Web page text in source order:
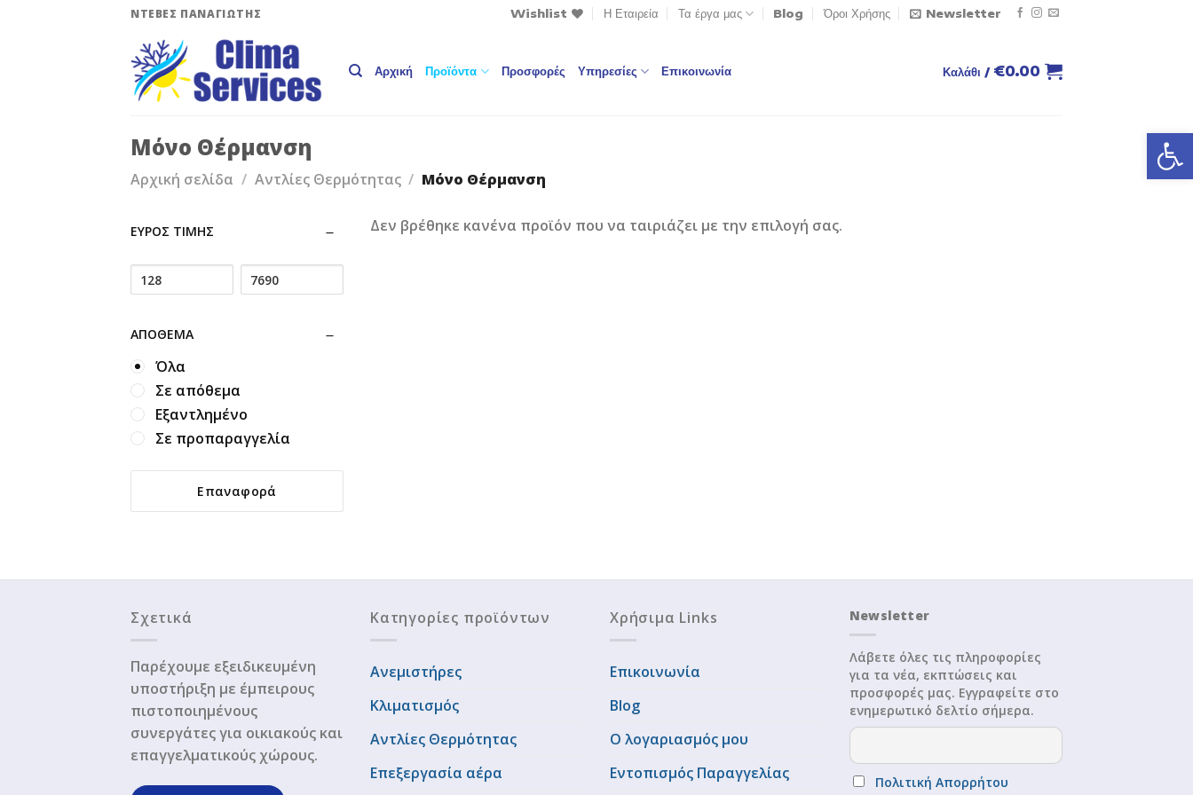
ΝΤΕΒΕΣ ΠΑΝΑΓΙΩΤΗΣ Wishlist Η Εταιρεία Τα έργα μας Blog Όροι Χρήσης Newsletter
Αρχική Προϊόντα Προσφορές Υπηρεσίες Επικοινωνία Καλάθι / €0.00
Μόνο Θέρμανση
Αρχική σελίδα / Αντλίες Θερμότητας / Μόνο Θέρμανση
ΕΎΡΟΣ ΤΙΜΉΣ
ΑΠΌΘΕΜΑ
Όλα
Σε απόθεμα
Εξαντλημένο
Σε προπαραγγελία
Επαναφορά
Δεν βρέθηκε κανένα προϊόν που να ταιριάζει με την επιλογή σας.
Σχετικά
Παρέχουμε εξειδικευμένη
υποστήριξη με έμπειρους
πιστοποιημένους
συνεργάτες για οικιακούς και
επαγγελματικούς χώρους.
Κατηγορίες προϊόντων
Ανεμιστήρες
Κλιματισμός
Αντλίες Θερμότητας
Επεξεργασία αέρα
Χρήσιμα Links
Επικοινωνία
Blog
Ο λογαριασμός μου
Εντοπισμός Παραγγελίας
Newsletter
Λάβετε όλες τις πληροφορίες
για τα νέα, εκπτώσεις και
προσφορές μας. Εγγραφείτε στο
ενημερωτικό δελτίο σήμερα.
Πολιτική Απορρήτου